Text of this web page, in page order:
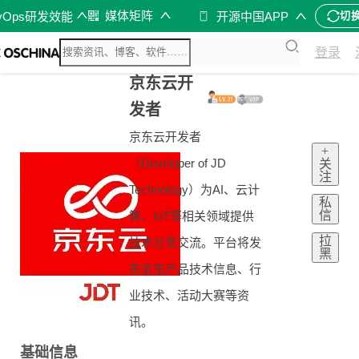
研发效能 媒体矩阵 开源中国APP 切
登录
京东云开
发者
京东云开发者
（Developer of JD
Technology）为AI、云计
算、IoT等相关领域提供
技术分享交流。平台将发
布京东产品技术信息、行
业技术、活动大赛等资
讯。
+
关
注
私
信
拉
黑
基础信息